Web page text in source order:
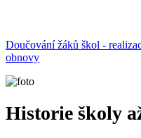
Doučování žáků škol -
obnovy
Historie školy